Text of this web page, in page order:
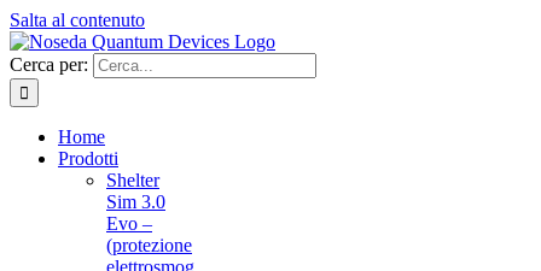
Salta al contenuto
Cerca per:
Home
Prodotti
Shelter
Sim 3.0
Evo –
(protezione
elettrosmog